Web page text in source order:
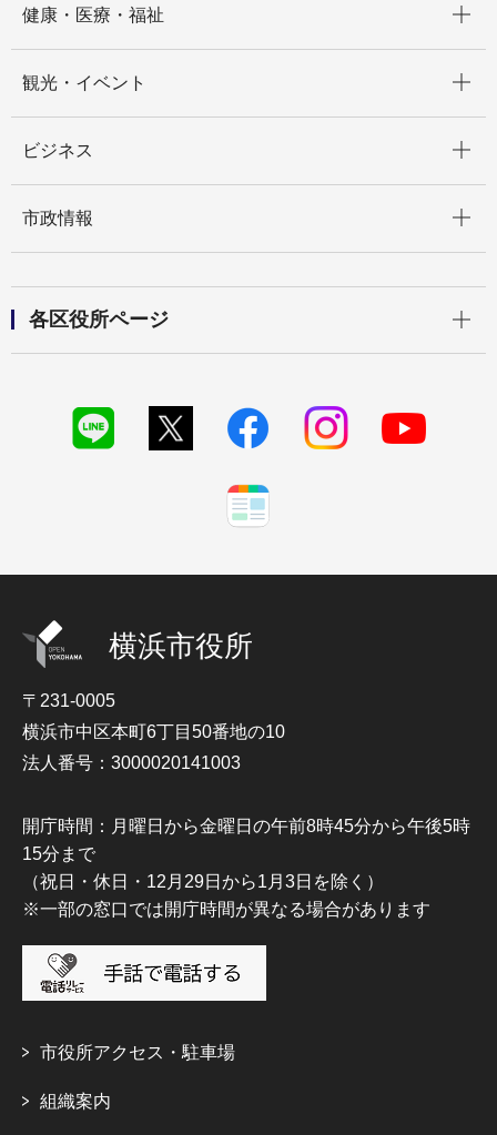
健康・医療・福祉
観光・イベント
ビジネス
市政情報
各区役所ページ
横浜市役所
〒231-0005
横浜市中区本町6丁目50番地の10
法人番号：3000020141003
開庁時間：月曜日から金曜日の午前8時45分から午後5時
15分まで
（祝日・休日・12月29日から1月3日を除く）
※一部の窓口では開庁時間が異なる場合があります
市役所アクセス・駐車場
組織案内